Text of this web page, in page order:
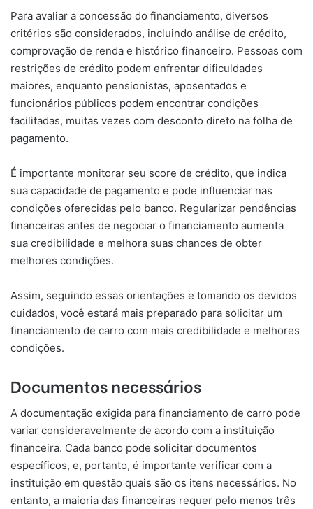
Para avaliar a concessão do financiamento, diversos
critérios são considerados, incluindo análise de crédito,
comprovação de renda e histórico financeiro. Pessoas com
restrições de crédito podem enfrentar dificuldades
maiores, enquanto pensionistas, aposentados e
funcionários públicos podem encontrar condições
facilitadas, muitas vezes com desconto direto na folha de
pagamento.
É importante monitorar seu score de crédito, que indica
sua capacidade de pagamento e pode influenciar nas
condições oferecidas pelo banco. Regularizar pendências
financeiras antes de negociar o financiamento aumenta
sua credibilidade e melhora suas chances de obter
melhores condições.
Assim, seguindo essas orientações e tomando os devidos
cuidados, você estará mais preparado para solicitar um
financiamento de carro com mais credibilidade e melhores
condições.
Documentos necessários
A documentação exigida para financiamento de carro pode
variar consideravelmente de acordo com a instituição
financeira. Cada banco pode solicitar documentos
específicos, e, portanto, é importante verificar com a
instituição em questão quais são os itens necessários. No
entanto, a maioria das financeiras requer pelo menos três